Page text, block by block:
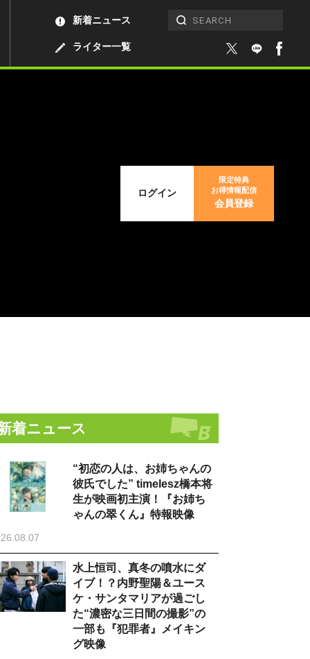
ライター一覧
新着ニュース
ログイン
限定特典
お得情報配信
会員登録
着ニュース
“初恋の人は、お姉ちゃんの
彼氏でした” timelesz橋本将
生が映画初主演！『お姉ち
ゃんの翠くん』特報映像
水上恒司、真冬の噴水にダ
イブ！？内野聖陽＆ユース
ケ・サンタマリアが過ごし
た“濃密な三日間の撮影”の
一部も『犯罪者』メイキン
グ映像